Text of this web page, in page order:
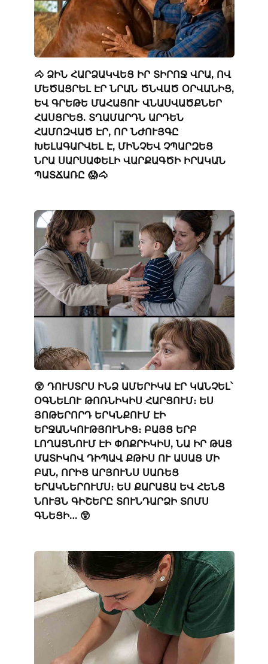
🐴 ՁԻՆ ՀԱՐՁԱԿՎԵՑ ԻՐ ՏԻՐՈՋ ՎՐԱ, ՈՎ
ՄԵԾԱՑՐԵԼ ԷՐ ՆՐԱՆ ԾՆՎԱԾ ՕՐՎԱՆԻՑ,
ԵՎ ԳՐԵԹԵ ՄԱՀԱՑՈՒ ՎՆԱՍՎԱԾՔՆԵՐ
ՀԱՍՑՐԵՑ. ՏՂԱՄԱՐԴՆ ԱՐԴԵՆ
ՀԱՄՈԶՎԱԾ ԷՐ, ՈՐ ՆԺՈՒՅԳԸ
ԽԵԼԱԳԱՐՎԵԼ Է, ՄԻՆՉԵՎ ՉՊԱՐԶԵՑ
ՆՐԱ ՍԱՐՍԱՓԵԼԻ ՎԱՐՔԱԳԾԻ ԻՐԱԿԱՆ
ՊԱՏՃԱՌԸ 😱🐴
😲 ԴՈՒՍՏՐՍ ԻՆՁ ԱՄԵՐԻԿԱ ԷՐ ԿԱՆՉԵԼ՝
ՕԳՆԵԼՈՒ ԹՈՌՆԻԿԻՍ ՀԱՐՑՈՒՄ։ ԵՍ
ՅՈԹԵՐՈՐԴ ԵՐԿՆՔՈՒՄ ԷԻ
ԵՐՋԱՆԿՈՒԹՅՈՒՆԻՑ։ ԲԱՅՑ ԵՐԲ
ԼՈՂԱՑՆՈՒՄ ԷԻ ՓՈՔՐԻԿԻՍ, ՆԱ ԻՐ ԹԱՑ
ՄԱՏԻԿՈՎ ԴԻՊԱՎ ՔԹԻՍ ՈՒ ԱՍԱՑ ՄԻ
ԲԱՆ, ՈՐԻՑ ԱՐՅՈՒՆՍ ՍԱՌԵՑ
ԵՐԱԿՆԵՐՈՒՄՍ։ ԵՍ ՔԱՐԱՑԱ ԵՎ ՀԵՆՑ
ՆՈՒՅՆ ԳԻՇԵՐԸ ՏՈՒՆԴԱՐՁԻ ՏՈՄՍ
ԳՆԵՑԻ… 😲